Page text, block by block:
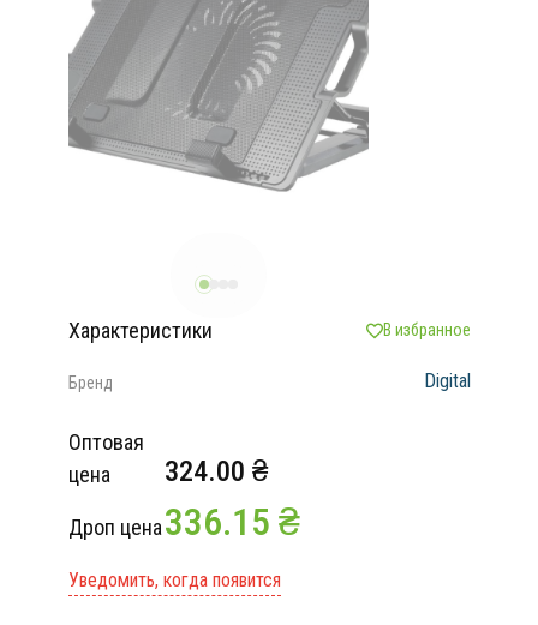
Характеристики В избранное
Бренд Digital
Оптовая
цена
324.00 ₴
Дроп цена336.15 ₴
Уведомить, когда появится